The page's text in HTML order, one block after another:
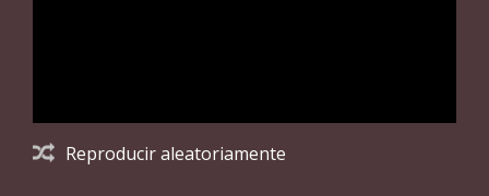
Reproducir aleatoriamente